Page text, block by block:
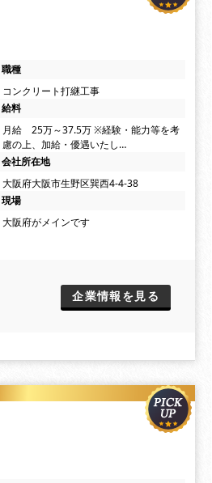
職種
コンクリート打継工事
給料
月給 25万～37.5万 ※経験・能力等を考
慮の上、加給・優遇いたし…
会社所在地
大阪府大阪市生野区巽西4-4-38
現場
大阪府がメインです
企業情報を見る